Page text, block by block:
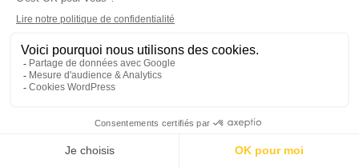
MENTIONS LÉGALES
V 1.04 – Mise à jour le 29/04/2026